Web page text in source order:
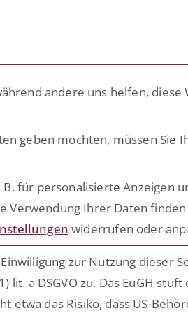
Zukünftig mehr über ESCRIBA
Einfach hier für unseren E-Mail
Ich habe die Hinweise zum
genommen.*
andere uns helfen, diese
geben möchten, müssen Sie
für personalisierte Anzeigen
Ihrer Daten finden
widerrufen oder
zur Nutzung dieser
a DSGVO zu. Das EuGH stuft
etwa das Risiko, dass US-